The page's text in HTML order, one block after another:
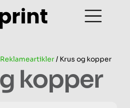
Reklameartikler/ Krus og kopper
kopper